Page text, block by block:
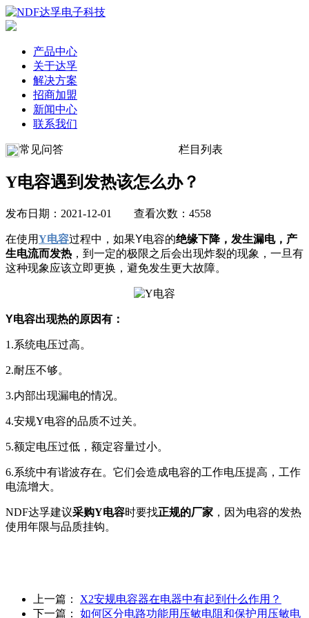
产品中心
关于达孚
解决方案
招商加盟
新闻中心
联系我们
常见问答 栏目列表
Y电容遇到发热该怎么办？
发布日期：2021-12-01 查看次数：4558
在使用Y电容过程中，如果Y电容的绝缘下降，发生漏电，产
生电流而发热 ，到一定的极限之后会出现炸裂的现象，一旦有
这种现象应该立即更换，避免发生更大故障。
Y电容出现热的原因有：
1.系统电压过高。
2.耐压不够。
3.内部出现漏电的情况。
4.安规Y电容的品质不过关。
5.额定电压过低，额定容量过小。
6.系统中有谐波存在。它们会造成电容的工作电压提高，工作
电流增大。
NDF达孚建议采购Y电容时要找正规的厂家 ，因为电容的发热
使用年限与品质挂钩。
上一篇： X2安规电容器在电器中有起到什么作用？
下一篇： 如何区分电路功能用压敏电阻和保护用压敏电